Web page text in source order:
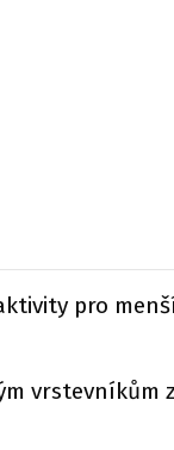
pro
vrstevníkům